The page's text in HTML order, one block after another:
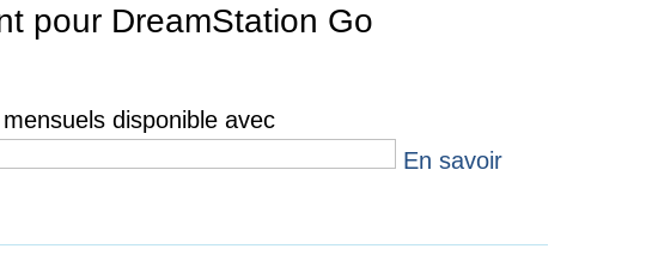
pour DreamStation Go
disponible avec
En savoir